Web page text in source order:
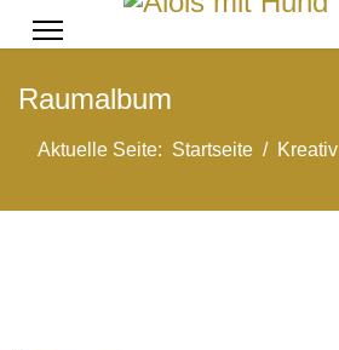
Raumalbum
Aktuelle Seite: Startseite Kreativ